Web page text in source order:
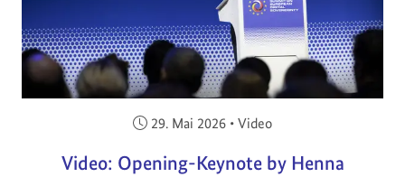
Veröffentlicht am:
29. Mai 2026 • Video
Video: Opening-Keynote by Henna